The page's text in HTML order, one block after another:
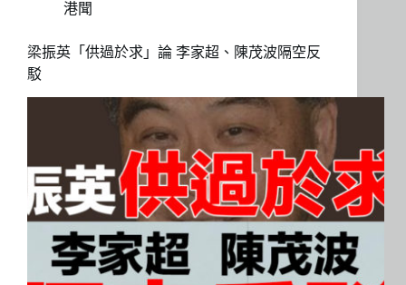
港聞
梁振英「供過於求」論 李家超、陳茂波隔空反
駁